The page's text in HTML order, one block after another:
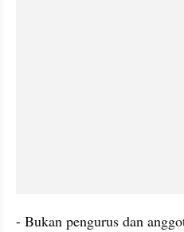
- Bukan pengurus dan